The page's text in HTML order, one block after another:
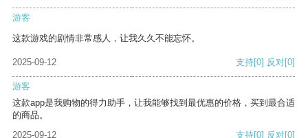
游客
这款游戏的剧情非常感人，让我久久不能忘怀。
2025-09-12 支持[0] 反对[0]
游客
这款app是我购物的得力助手，让我能够找到最优惠的价格，买到最合适
的商品。
2025-09-12
支持[0] 反对[0]